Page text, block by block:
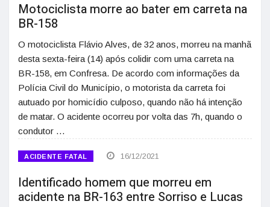
Motociclista morre ao bater em carreta na
BR-158
O motociclista Flávio Alves, de 32 anos, morreu na manhã
desta sexta-feira (14) após colidir com uma carreta na
BR-158, em Confresa. De acordo com informações da
Polícia Civil do Município, o motorista da carreta foi
autuado por homicídio culposo, quando não há intenção
de matar. O acidente ocorreu por volta das 7h, quando o
condutor …
ACIDENTE FATAL 16/12/2021
Identificado homem que morreu em
acidente na BR-163 entre Sorriso e Lucas